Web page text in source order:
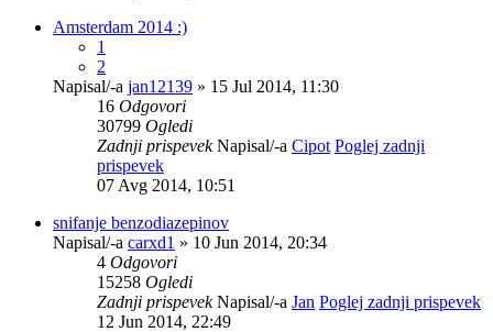
Amsterdam 2014 :)
1
2
Napisal/-a jan12139 » 15 Jul 2014, 11:30
16 Odgovori
30799 Ogledi
Zadnji prispevekNapisal/-a Cipot Poglej zadnji
prispevek
07 Avg 2014, 10:51
snifanje benzodiazepinov
Napisal/-a carxd1 » 10 Jun 2014, 20:34
4 Odgovori
15258 Ogledi
Zadnji prispevekNapisal/-a Jan Poglej zadnji prispevek
12 Jun 2014, 22:49